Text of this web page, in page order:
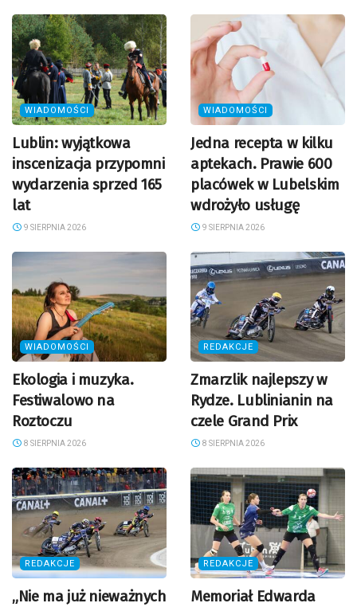
WIADOMOŚCI
Lublin: wyjątkowa
inscenizacja przypomni
wydarzenia sprzed 165
lat
9 SIERPNIA 2026
WIADOMOŚCI
Jedna recepta w kilku
aptekach. Prawie 600
placówek w Lubelskim
wdrożyło usługę
9 SIERPNIA 2026
WIADOMOŚCI
Ekologia i muzyka.
Festiwalowo na
Roztoczu
8 SIERPNIA 2026
REDAKCJE
Zmarzlik najlepszy w
Rydze. Lublinianin na
czele Grand Prix
8 SIERPNIA 2026
REDAKCJE
„Nie ma już nieważnych
REDAKCJE
Memoriał Edwarda